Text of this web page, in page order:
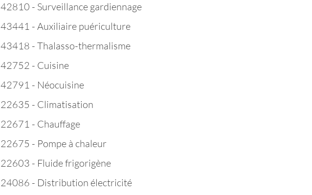
42810 - Surveillance gardiennage
43441 - Auxiliaire puériculture
43418 - Thalasso-thermalisme
42752 - Cuisine
42791 - Néocuisine
22635 - Climatisation
22671 - Chauffage
22675 - Pompe à chaleur
22603 - Fluide frigorigène
24086 - Distribution électricité